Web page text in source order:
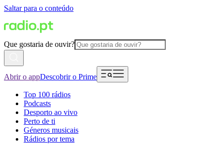
Saltar para o conteúdo
Que gostaria de ouvir?
Abrir o appDescobrir o Prime
Top 100 rádios
Podcasts
Desporto ao vivo
Perto de ti
Géneros musicais
Rádios por tema